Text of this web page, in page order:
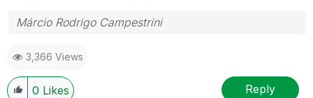
Márcio Rodrigo Campestrini
3,366 Views
0 Likes Reply